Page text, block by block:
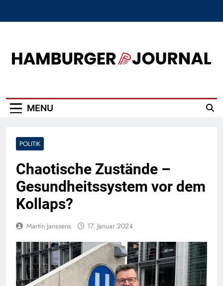
MENU
POLITIK
Chaotische Zustände –
Gesundheitssystem vor dem
Kollaps?
Martin Janssens 17. Januar 2024